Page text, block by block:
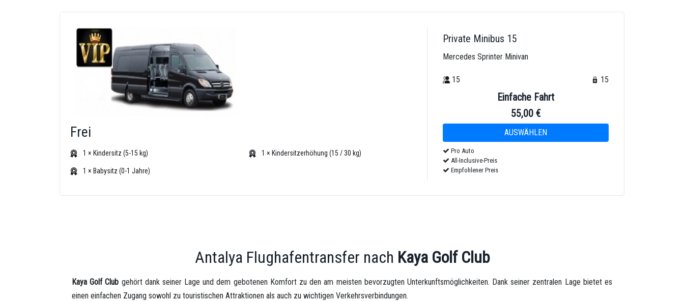
Frei
1 × Kindersitz (5-15 kg) 1 × Kindersitzerhöhung (15 / 30 kg)
1 × Babysitz (0-1 Jahre)
Private Minibus 15
Mercedes Sprinter Minivan
15 15
Einfache Fahrt
55,00 €
Pro Auto
All-Inclusive-Preis
Empfohlener Preis
Antalya Flughafentransfer nach Kaya Golf Club
Kaya Golf Club gehört dank seiner Lage und dem gebotenen Komfort zu den am meisten bevorzugten Unterkunftsmöglichkeiten. Dank seiner zentralen Lage bietet es
einen einfachen Zugang sowohl zu touristischen Attraktionen als auch zu wichtigen Verkehrsverbindungen.